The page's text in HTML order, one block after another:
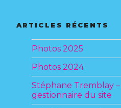
ARTICLES RÉCENTS
Photos 2025
Photos 2024
Stéphane Tremblay
gestionnaire du site